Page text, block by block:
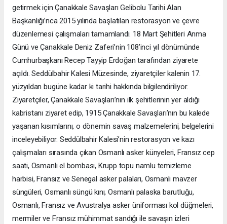
getirmek için Çanakkale Savaşları Gelibolu Tarihi Alan
Başkanlığı’nca 2015 yılında başlatılan restorasyon ve çevre
düzenlemesi çalışmaları tamamlandı. 18 Mart Şehitleri Anma
Günü ve Çanakkale Deniz Zaferi’nin 108’inci yıl dönümünde
Cumhurbaşkanı Recep Tayyip Erdoğan tarafından ziyarete
açıldı. Seddülbahir Kalesi Müzesinde, ziyaretçiler kalenin 17.
yüzyıldan bugüne kadar ki tarihi hakkında bilgilendiriliyor.
Ziyaretçiler, Çanakkale Savaşları’nın ilk şehitlerinin yer aldığı
kabristanı ziyaret edip, 1915 Çanakkale Savaşları’nın bu kalede
yaşanan kısımlarını, o dönemin savaş malzemelerini, belgelerini
inceleyebiliyor. Seddülbahir Kalesi’nin restorasyon ve kazı
çalışmaları sırasında çıkan Osmanlı asker künyeleri, Fransız cep
saati, Osmanlı el bombası, Krupp topu namlu temizleme
harbisi, Fransız ve Senegal asker palaları, Osmanlı mavzer
süngüleri, Osmanlı süngü kını, Osmanlı palaska barutluğu,
Osmanlı, Fransız ve Avustralya asker üniforması kol düğmeleri,
mermiler ve Fransız mühimmat sandığı ile savaşın izleri